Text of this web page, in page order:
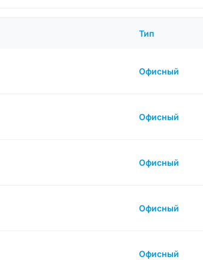
Тип
Офисный
Офисный
Офисный
Офисный
Офисный